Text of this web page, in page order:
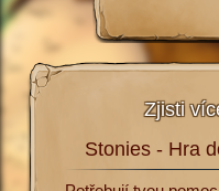
Zjisti
Stonies - Hra